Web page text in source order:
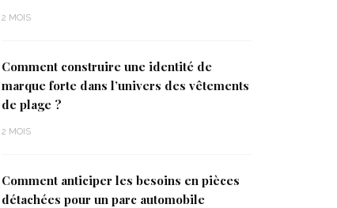
2 MOIS
Comment construire une identité de
marque forte dans l’univers des vêtements
de plage ?
2 MOIS
Comment anticiper les besoins en pièces
détachées pour un parc automobile